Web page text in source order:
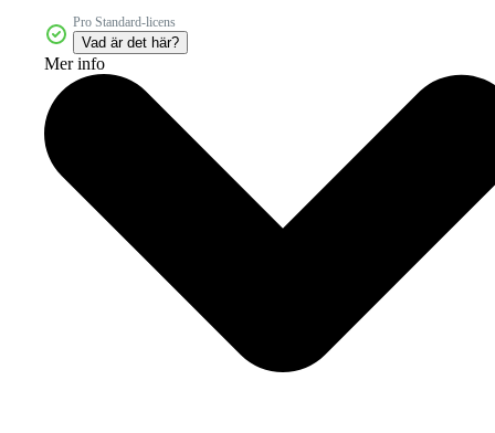
Pro Standard-licens
Vad är det här?
Mer info